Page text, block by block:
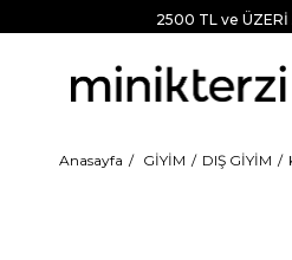
2500 TL ve ÜZERİ
Anasayfa GİYİM DIŞ GİYİM